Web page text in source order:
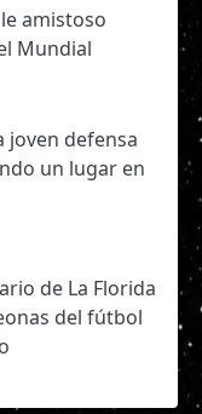
amistoso
Mundial
joven defensa
un lugar en
de La Florida
del fútbol